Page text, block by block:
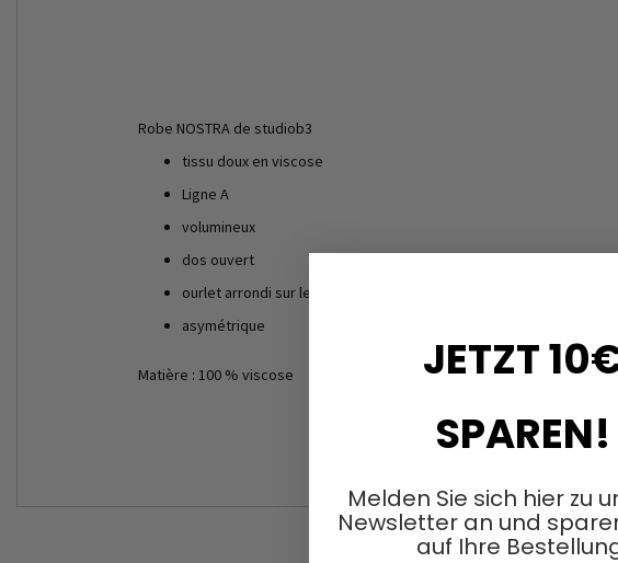
Robe NOSTRA de studiob3
tissu doux en viscose
Ligne A
volumineux
dos ouvert
ourlet arrondi sur les côtés
asymétrique
Matière : 100 % viscose
JETZT
SPAREN!
Melden Sie sich hier zu
Newsletter an und
auf Ihre